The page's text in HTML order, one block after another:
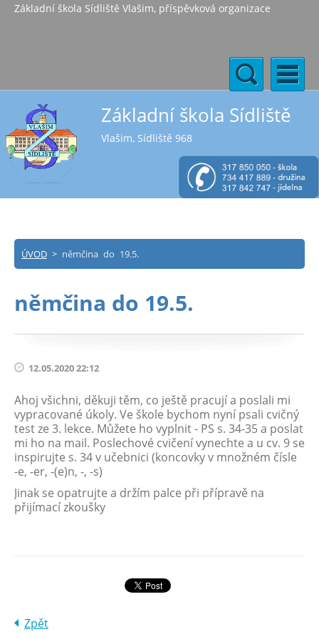
Základní škola Sídliště Vlašim, příspěvková organizace
Základní škola Sídliště
Vlašim, Sídliště 968
ÚVOD > němčina do 19.5.
němčina do 19.5.
12.05.2020 22:12
Ahoj všichni, děkuji těm, co ještě pracují a poslali mi
vypracované úkoly. Ve škole bychom nyní psali cvičný
test ze 3. lekce. Můžete ho vyplnit - PS s. 34-35 a poslat
mi ho na mail. Poslechové cvičení vynechte a u cv. 9 se
inspirujte s. 34 v učebnici (koncovky v množném čísle
-e, -er, -(e)n, -, -s)
Jinak se opatrujte a držím palce při přípravě na
přijímací zkoušky
Zpět